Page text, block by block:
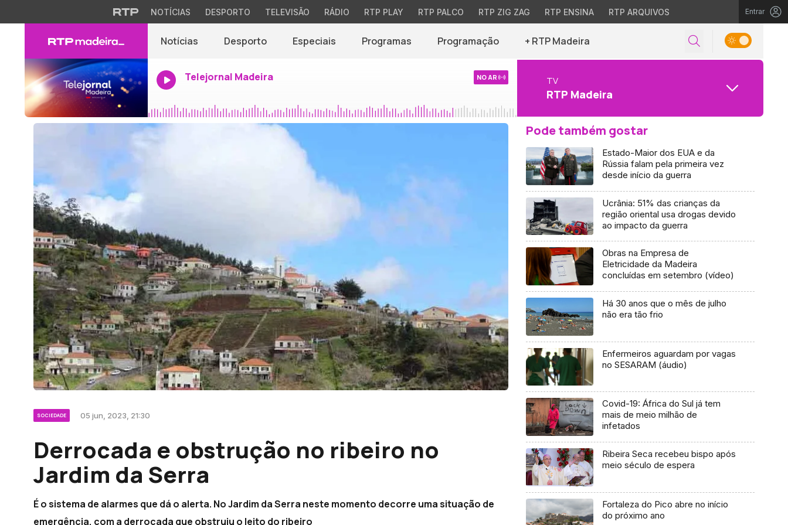
NOTÍCIAS DESPORTO TELEVISÃO RÁDIO RTP PLAY RTP PALCO RTP ZIG ZAG RTP ENSINA RTP ARQUIVOS Entrar
Notícias Desporto Especiais Programas Programação + RTP Madeira
Telejornal Madeira NO AR TV
RTP Madeira
SOCIEDADE 05 jun, 2023, 21:30
Derrocada e obstrução no ribeiro no
Jardim da Serra
É o sistema de alarmes que dá o alerta. No Jardim da Serra neste momento decorre uma situação de
emergência, com a derrocada que obstruiu o leito do ribeiro
Pode também gostar
Estado-Maior dos EUA e da
Rússia falam pela primeira vez
desde início da guerra
Ucrânia: 51% das crianças da
região oriental usa drogas devido
ao impacto da guerra
Obras na Empresa de
Eletricidade da Madeira
concluídas em setembro (vídeo)
Há 30 anos que o mês de julho
não era tão frio
Enfermeiros aguardam por vagas
no SESARAM (áudio)
Covid-19: África do Sul já tem
mais de meio milhão de
infetados
Ribeira Seca recebeu bispo após
meio século de espera
Fortaleza do Pico abre no início
do próximo ano